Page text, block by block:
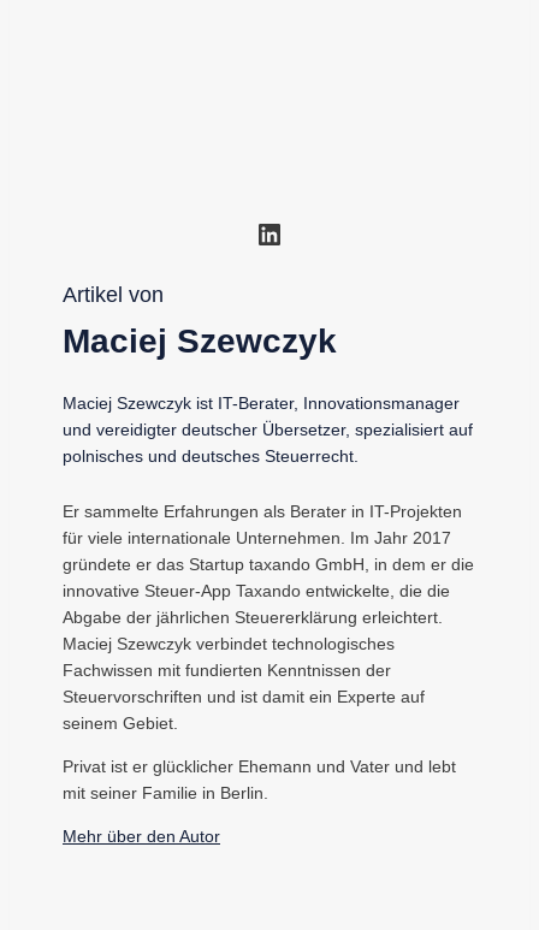
LinkedIn
Artikel von
Maciej Szewczyk
Maciej Szewczyk ist IT-Berater, Innovationsmanager
und vereidigter deutscher Übersetzer, spezialisiert auf
polnisches und deutsches Steuerrecht.
Er sammelte Erfahrungen als Berater in IT-Projekten
für viele internationale Unternehmen. Im Jahr 2017
gründete er das Startup taxando GmbH, in dem er die
innovative Steuer-App Taxando entwickelte, die die
Abgabe der jährlichen Steuererklärung erleichtert.
Maciej Szewczyk verbindet technologisches
Fachwissen mit fundierten Kenntnissen der
Steuervorschriften und ist damit ein Experte auf
seinem Gebiet.
Privat ist er glücklicher Ehemann und Vater und lebt
mit seiner Familie in Berlin.
Mehr über den Autor